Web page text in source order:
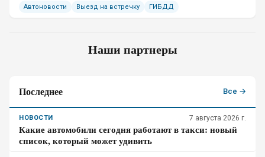
Автоновости Выезд на встречку ГИБДД
Наши партнеры
Последнее Все →
НОВОСТИ 7 августа 2026 г.
Какие автомобили сегодня работают в такси: новый
список, который может удивить